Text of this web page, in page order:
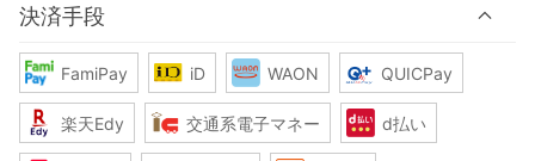
決済手段
FamiPay iD WAON QUICPay
楽天Edy 交通系電子マネー d払い